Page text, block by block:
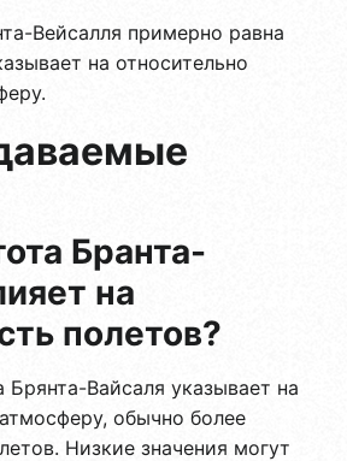
Вейсалля примерно равна
на относительно
Бранта-
на
полетов?
Брянта-Вайсаля указывает на
обычно более
Низкие значения могут